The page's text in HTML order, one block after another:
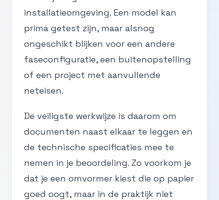
installatieomgeving. Een model kan
prima getest zijn, maar alsnog
ongeschikt blijken voor een andere
faseconfiguratie, een buitenopstelling
of een project met aanvullende
neteisen.
De veiligste werkwijze is daarom om
documenten naast elkaar te leggen en
de technische specificaties mee te
nemen in je beoordeling. Zo voorkom je
dat je een omvormer kiest die op papier
goed oogt, maar in de praktijk niet